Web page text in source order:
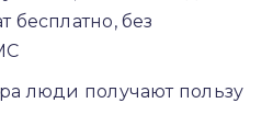
бесплатно, без
люди получают пользу